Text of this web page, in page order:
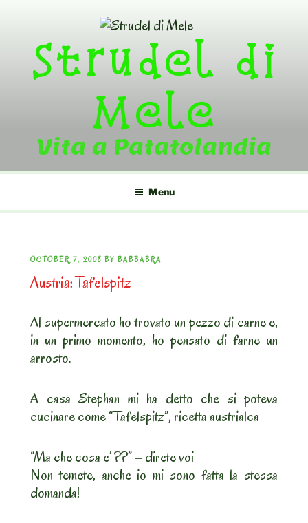
contentStrudel di
Mele
Vita a Patatolandia
Menu
POSTED
ON
OCTOBER 7, 2008 BY BABBABRA
Austria: Tafelspitz
Al supermercato ho trovato un pezzo di carne e,
in un primo momento, ho pensato di farne un
arrosto.
A casa Stephan mi ha detto che si poteva
cucinare come “Tafelspitz”, ricetta austrialca
“Ma che cosa e’ ??” – direte voi
Non temete, anche io mi sono fatta la stessa
domanda!